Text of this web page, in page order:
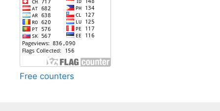
Free counters